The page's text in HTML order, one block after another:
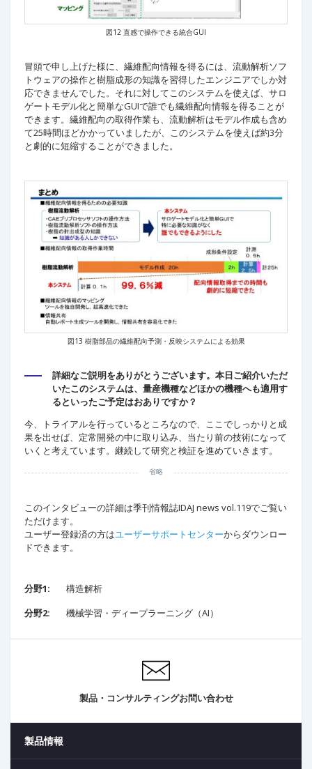
図12 直感で操作できる統合GUI
冒頭で申し上げた様に、繊維配向情報を得るには、流動解析ソフ
トウェアの操作と樹脂成形の知識を習得したエンジニアでしか対
応できませんでした。それに対してこのシステムを使えば、サロ
ゲートモデル化と簡単なGUIで誰でも繊維配向情報を得ることが
できます。繊維配向の取得作業も、流動解析はモデル作成も含め
て25時間ほどかかっていましたが、このシステムを使えば約3分
と劇的に短縮することができました。
図13 樹脂部品の繊維配向予測・反映システムによる効果
詳細なご説明をありがとうございます。本日ご紹介いただ
いたこのシステムは、量産機種などほかの機種へも適用す
るといったご予定はおありですか？
今、トライアルを行っているところなので、ここでしっかりと成
果を出せば、定常開発の中に取り込み、当たり前の技術になって
いくと考えています。継続して研究と検証を進めていきます。
省略
このインタビューの詳細は季刊情報誌IDAJ news vol.119でご覧い
ただけます。
ユーザー登録済の方はユーザーサポートセンターからダウンロー
ドできます。
分野1:
構造解析
分野2:
機械学習・ディープラーニング（AI）
製品・コンサルティングお問い合わせ
製品情報